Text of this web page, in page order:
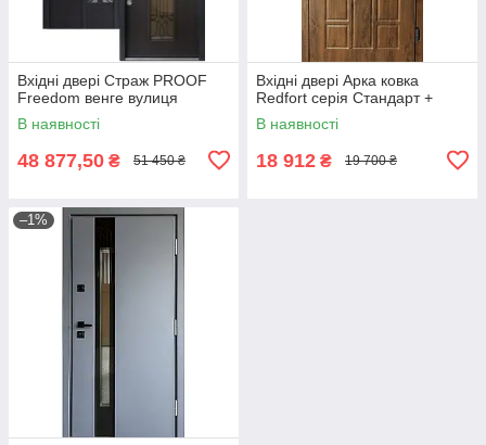
Вхідні двері Страж PROOF
Freedom венге вулиця
В наявності
48 877,50 ₴ 51 450 ₴
Вхідні двері Арка ковка
Redfort серія Стандарт +
В наявності
18 912 ₴ 19 700 ₴
–1%